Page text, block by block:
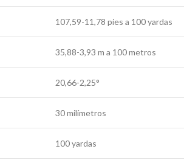
107,59-11,78 pies a 100 yardas
35,88-3,93 m a 100 metros
20,66-2,25°
30 milímetros
100 yardas